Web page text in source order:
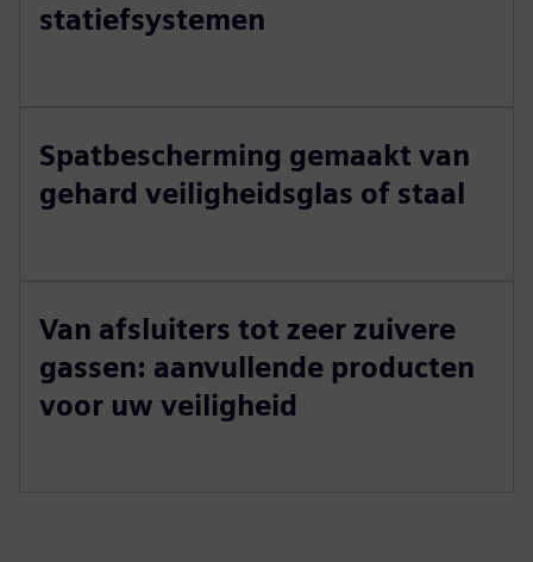
statiefsystemen
Spatbescherming gemaakt van
gehard veiligheidsglas of staal
Van afsluiters tot zeer zuivere
gassen: aanvullende producten
voor uw veiligheid